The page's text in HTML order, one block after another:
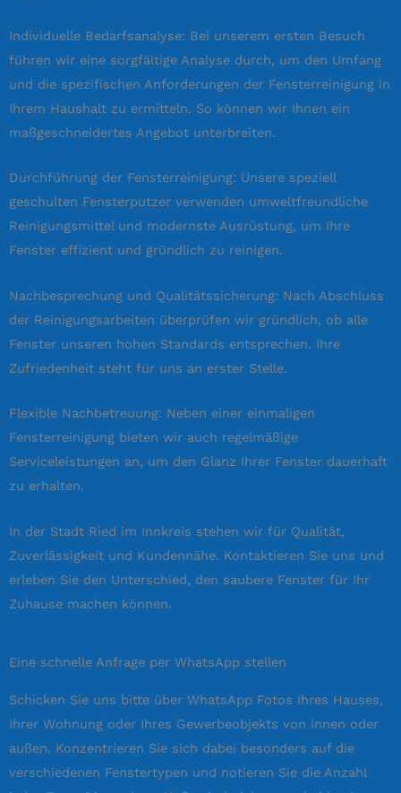
Individuelle Bedarfsanalyse: Bei unserem ersten Besuch
führen wir eine sorgfältige Analyse durch, um den Umfang
und die spezifischen Anforderungen der Fensterreinigung in
Ihrem Haushalt zu ermitteln. So können wir Ihnen ein
maßgeschneidertes Angebot unterbreiten.
Durchführung der Fensterreinigung: Unsere speziell
geschulten Fensterputzer verwenden umweltfreundliche
Reinigungsmittel und modernste Ausrüstung, um Ihre
Fenster effizient und gründlich zu reinigen.
Nachbesprechung und Qualitätssicherung: Nach Abschluss
der Reinigungsarbeiten überprüfen wir gründlich, ob alle
Fenster unseren hohen Standards entsprechen. Ihre
Zufriedenheit steht für uns an erster Stelle.
Flexible Nachbetreuung: Neben einer einmaligen
Fensterreinigung bieten wir auch regelmäßige
Serviceleistungen an, um den Glanz Ihrer Fenster dauerhaft
zu erhalten.
In der Stadt Ried im Innkreis stehen wir für Qualität,
Zuverlässigkeit und Kundennähe. Kontaktieren Sie uns und
erleben Sie den Unterschied, den saubere Fenster für Ihr
Zuhause machen können.
Eine schnelle Anfrage per WhatsApp stellen
Schicken Sie uns bitte über WhatsApp Fotos Ihres Hauses,
Ihrer Wohnung oder Ihres Gewerbeobjekts von innen oder
außen. Konzentrieren Sie sich dabei besonders auf die
verschiedenen Fenstertypen und notieren Sie die Anzahl